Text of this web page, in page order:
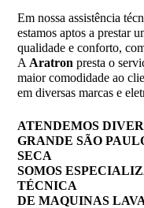
Em nossa assistência
estamos aptos a prestar
qualidade e conforto,
A Aratron presta o
maior comodidade ao
em diversas marcas e
ATENDEMOS
GRANDE SÃO
SECA
SOMOS
TÉCNICA
DE MAQUINAS